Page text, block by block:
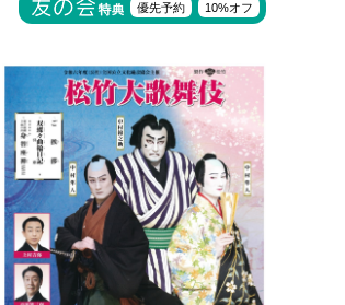
優先予約 10%オフ